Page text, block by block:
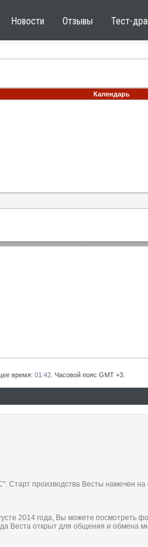
Новости Отзывы Тест-
Календарь
время: 01:42 . Часовой пояс GMT +3.
производства Весты намечен на
2014 года, Вы можете посмотреть
Веста открыт для общения и обмена